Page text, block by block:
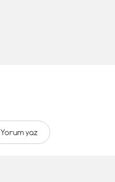
Yorum yaz